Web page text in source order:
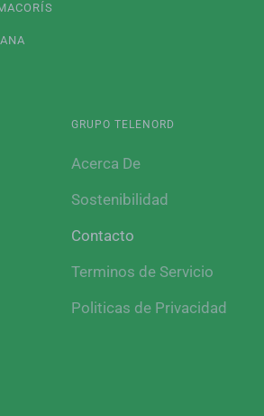
GRUPO TELENORD
Acerca De
Sostenibilidad
Contacto
Terminos de Servicio
Politicas de Privacidad